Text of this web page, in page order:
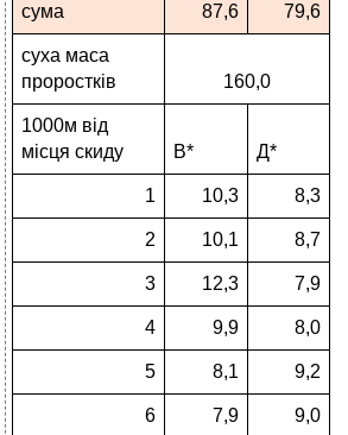
сума 87,6 79,6
суха маса
проростків
160,0
1000м від
місця скиду
В* Д*
1 10,3 8,3
2 10,1 8,7
3 12,3 7,9
4 9,9 8,0
5 8,1 9,2
6 7,9 9,0